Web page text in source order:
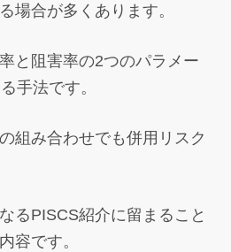
場合が多くあります。
と阻害率の2つのパラメー
手法です。
組み合わせでも併用リスク
るPISCS紹介に留まること
容です。